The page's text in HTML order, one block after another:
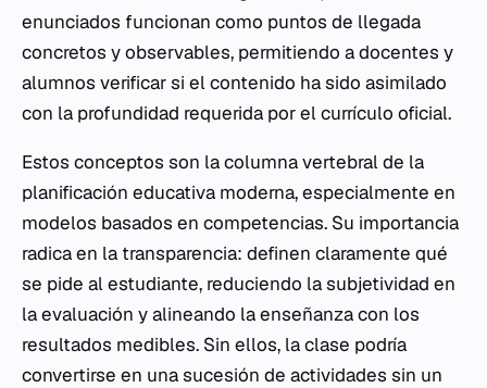
enunciados funcionan como puntos de llegada
concretos y observables, permitiendo a docentes y
alumnos verificar si el contenido ha sido asimilado
con la profundidad requerida por el currículo oficial.
Estos conceptos son la columna vertebral de la
planificación educativa moderna, especialmente en
modelos basados en competencias. Su importancia
radica en la transparencia: definen claramente qué
se pide al estudiante, reduciendo la subjetividad en
la evaluación y alineando la enseñanza con los
resultados medibles. Sin ellos, la clase podría
convertirse en una sucesión de actividades sin un